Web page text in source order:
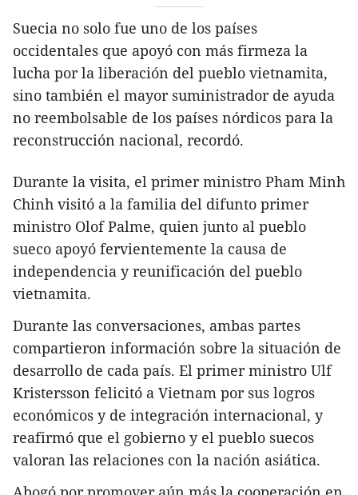
Suecia no solo fue uno de los países
occidentales que apoyó con más firmeza la
lucha por la liberación del pueblo vietnamita,
sino también el mayor suministrador de ayuda
no reembolsable de los países nórdicos para la
reconstrucción nacional, recordó.
Durante la visita, el primer ministro Pham Minh
Chinh visitó a la familia del difunto primer
ministro Olof Palme, quien junto al pueblo
sueco apoyó fervientemente la causa de
independencia y reunificación del pueblo
vietnamita.
Durante las conversaciones, ambas partes
compartieron información sobre la situación de
desarrollo de cada país. El primer ministro Ulf
Kristersson felicitó a Vietnam por sus logros
económicos y de integración internacional, y
reafirmó que el gobierno y el pueblo suecos
valoran las relaciones con la nación asiática.